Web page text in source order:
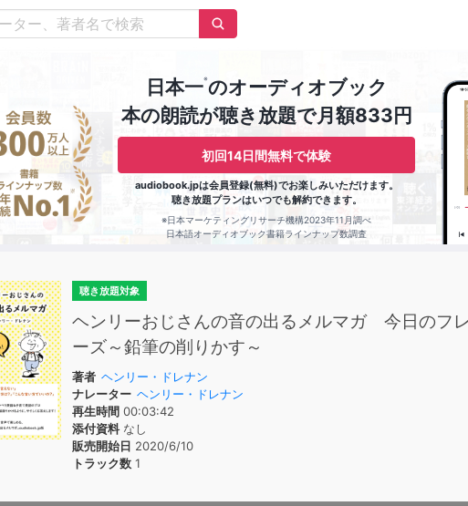
日本一※のオーディオブック
本の朗読が聴き放題で月額833円
初回14日間無料で体験
audiobook.jpは会員登録(無料)でお楽しみいただけます。
聴き放題プランはいつでも解約できます。
※日本マーケティングリサーチ機構2023年11月調べ
日本語オーディオブック書籍ラインナップ数調査
聴き放題対象
ヘンリーおじさんの音の出るメルマガ 今日のフレ
ーズ～鉛筆の削りかす～
著者 ヘンリー・ドレナン
ナレーター ヘンリー・ドレナン
再生時間00:03:42
添付資料なし
販売開始日 2020/6/10
トラック数1